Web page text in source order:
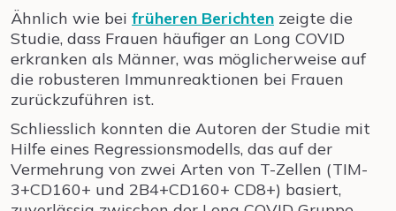
Ähnlich wie bei früheren Berichten zeigte die
Studie, dass Frauen häufiger an Long COVID
erkranken als Männer, was möglicherweise auf
die robusteren Immunreaktionen bei Frauen
zurückzuführen ist.
Schliesslich konnten die Autoren der Studie mit
Hilfe eines Regressionsmodells, das auf der
Vermehrung von zwei Arten von T-Zellen (TIM-
3+CD160+ und 2B4+CD160+ CD8+) basiert,